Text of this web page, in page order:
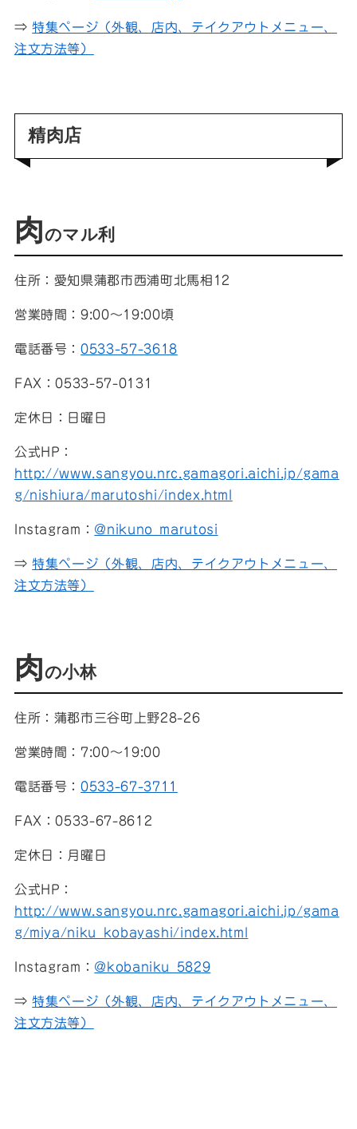
⇒特集ページ（外観、店内、テイクアウトメニュー、
注文方法等）
精肉店
肉のマル利
住所：愛知県蒲郡市西浦町北馬相12
営業時間：9:00～19:00頃
電話番号：0533-57-3618
FAX：0533-57-0131
定休日：日曜日
公式HP：
http://www.sangyou.nrc.gamagori.aichi.jp/gama
g/nishiura/marutoshi/index.html
Instagram： @nikuno_marutosi
⇒特集ページ（外観、店内、テイクアウトメニュー、
注文方法等）
肉の小林
住所：蒲郡市三谷町上野28-26
営業時間：7:00〜19:00
電話番号：0533-67-3711
FAX：0533-67-8612
定休日：月曜日
公式HP：
http://www.sangyou.nrc.gamagori.aichi.jp/gama
g/miya/niku_kobayashi/index.html
Instagram： @kobaniku_5829
⇒特集ページ（外観、店内、テイクアウトメニュー、
注文方法等）